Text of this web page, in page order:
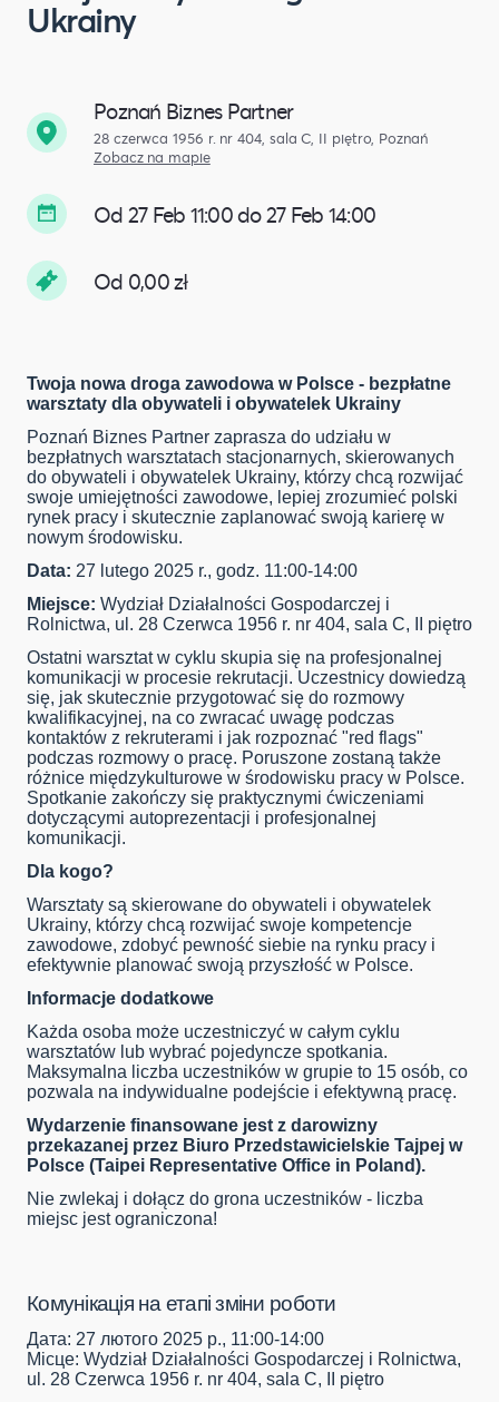
Ukrainy
Poznań Biznes Partner
28 czerwca 1956 r. nr 404, sala C, II piętro, Poznań
Zobacz na mapie
Od 27 Feb 11:00 do 27 Feb 14:00
Od 0,00 zł
Twoja nowa droga zawodowa w Polsce - bezpłatne
warsztaty dla obywateli i obywatelek Ukrainy
Poznań Biznes Partner zaprasza do udziału w
bezpłatnych warsztatach stacjonarnych, skierowanych
do obywateli i obywatelek Ukrainy, którzy chcą rozwijać
swoje umiejętności zawodowe, lepiej zrozumieć polski
rynek pracy i skutecznie zaplanować swoją karierę w
nowym środowisku.
Data: 27 lutego 2025 r., godz. 11:00-14:00
Miejsce: Wydział Działalności Gospodarczej i
Rolnictwa, ul. 28 Czerwca 1956 r. nr 404, sala C, II piętro
Ostatni warsztat w cyklu skupia się na profesjonalnej
komunikacji w procesie rekrutacji. Uczestnicy dowiedzą
się, jak skutecznie przygotować się do rozmowy
kwalifikacyjnej, na co zwracać uwagę podczas
kontaktów z rekruterami i jak rozpoznać "red flags"
podczas rozmowy o pracę. Poruszone zostaną także
różnice międzykulturowe w środowisku pracy w Polsce.
Spotkanie zakończy się praktycznymi ćwiczeniami
dotyczącymi autoprezentacji i profesjonalnej
komunikacji.
Dla kogo?
Warsztaty są skierowane do obywateli i obywatelek
Ukrainy, którzy chcą rozwijać swoje kompetencje
zawodowe, zdobyć pewność siebie na rynku pracy i
efektywnie planować swoją przyszłość w Polsce.
Informacje dodatkowe
Każda osoba może uczestniczyć w całym cyklu
warsztatów lub wybrać pojedyncze spotkania.
Maksymalna liczba uczestników w grupie to 15 osób, co
pozwala na indywidualne podejście i efektywną pracę.
Wydarzenie finansowane jest z darowizny
przekazanej przez Biuro Przedstawicielskie Tajpej w
Polsce (Taipei Representative Office in Poland).
Nie zwlekaj i dołącz do grona uczestników - liczba
miejsc jest ograniczona!
Комунікація на етапі зміни роботи
Дата: 27 лютого 2025 р., 11:00-14:00
Місце: Wydział Działalności Gospodarczej i Rolnictwa,
ul. 28 Czerwca 1956 r. nr 404, sala C, II piętro